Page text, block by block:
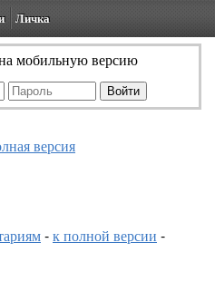
Личка
мобильную версию
версия
-к полной версии -